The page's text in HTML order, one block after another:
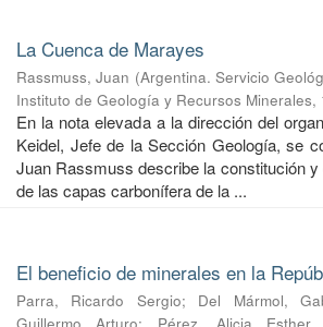
La Cuenca de Marayes
Rassmuss, Juan (Argentina. Servicio
Instituto de Geología y Recursos Minerales,
En la nota elevada a la dirección del
Keidel, Jefe de la Sección Geología, se
Juan Rassmuss describe la constitución
de las capas carbonífera de la ...
El beneficio de minerales en la
Parra, Ricardo Sergio; Del Mármol,